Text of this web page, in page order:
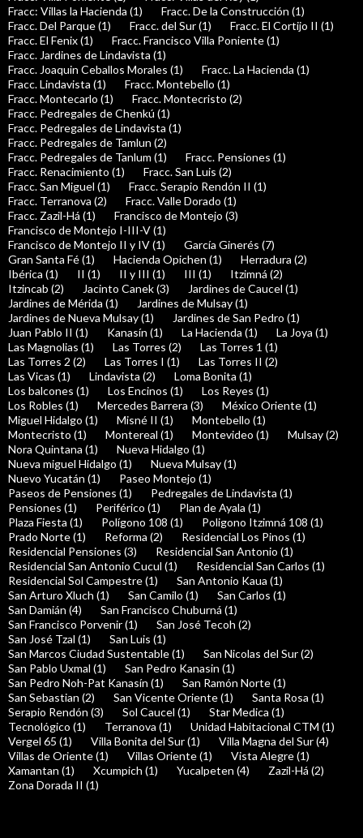
Fracc: Villas la Hacienda (1)
Fracc. De la Construcción (1)
Fracc. Del Parque (1)
Fracc. del Sur (1)
Fracc. El Cortijo II (1)
Fracc. El Fenix (1)
Fracc. Francisco Villa Poniente (1)
Fracc. Jardines de Lindavista (1)
Fracc. Joaquin Ceballos Morales (1)
Fracc. La Hacienda (1)
Fracc. Lindavista (1)
Fracc. Montebello (1)
Fracc. Montecarlo (1)
Fracc. Montecristo (2)
Fracc. Pedregales de Chenkú (1)
Fracc. Pedregales de Lindavista (1)
Fracc. Pedregales de Tamlun (2)
Fracc. Pedregales de Tanlum (1)
Fracc. Pensiones (1)
Fracc. Renacimiento (1)
Fracc. San Luis (2)
Fracc. San Miguel (1)
Fracc. Serapio Rendón II (1)
Fracc. Terranova (2)
Fracc. Valle Dorado (1)
Fracc. Zazil-Há (1)
Francisco de Montejo (3)
Francisco de Montejo I-III-V (1)
Francisco de Montejo II y IV (1)
García Ginerés (7)
Gran Santa Fé (1)
Hacienda Opichen (1)
Herradura (2)
Ibérica (1)
II (1) II y III (1) III (1)
Itzimná (2)
Itzincab (2)
Jacinto Canek (3)
Jardines de Caucel (1)
Jardines de Mérida (1)
Jardines de Mulsay (1)
Jardines de Nueva Mulsay (1)
Jardines de San Pedro (1)
Juan Pablo II (1)
Kanasín (1) La Hacienda (1)
La Joya (1)
Las Magnolias (1)
Las Torres (2)
Las Torres 1 (1)
Las Torres 2 (2)
Las Torres I (1)
Las Torres II (2)
Las Vicas (1)
Lindavista (2)
Loma Bonita (1)
Los balcones (1)
Los Encinos (1)
Los Reyes (1)
Los Robles (1)
Mercedes Barrera (3)
México Oriente (1)
Miguel Hidalgo (1)
Misné II (1)
Montebello (1)
Montecristo (1)
Montereal (1) Montevideo (1)
Mulsay (2)
Nora Quintana (1)
Nueva Hidalgo (1)
Nueva miguel Hidalgo (1)
Nueva Mulsay (1)
Nuevo Yucatán (1)
Paseo Montejo (1)
Paseos de Pensiones (1)
Pedregales de Lindavista (1)
Pensiones (1)
Periférico (1)
Plan de Ayala (1)
Plaza Fiesta (1)
Polígono 108 (1)
Poligono Itzimná 108 (1)
Prado Norte (1)
Reforma (2)
Residencial Los Pinos (1)
Residencial Pensiones (3)
Residencial San Antonio (1)
Residencial San Antonio Cucul (1)
Residencial San Carlos (1)
Residencial Sol Campestre (1)
San Antonio Kaua (1)
San Arturo Xluch (1)
San Camilo (1)
San Carlos (1)
San Damián (4)
San Francisco Chuburná (1)
San Francisco Porvenir (1)
San José Tecoh (2)
San José Tzal (1)
San Luis (1)
San Marcos Ciudad Sustentable (1)
San Nicolas del Sur (2)
San Pablo Uxmal (1)
San Pedro Kanasin (1)
San Pedro Noh-Pat Kanasín (1)
San Ramón Norte (1)
San Sebastian (2)
San Vicente Oriente (1)
Santa Rosa (1)
Serapio Rendón (3)
Sol Caucel (1)
Star Medica (1)
Tecnológico (1)
Terranova (1)
Unidad Habitacional CTM (1)
Vergel 65 (1)
Villa Bonita del Sur (1)
Villa Magna del Sur (4)
Villas de Oriente (1)
Villas Oriente (1)
Vista Alegre (1)
Xamantan (1)
Xcumpich (1) Yucalpeten (4)
Zazil-Há (2)
Zona Dorada II (1)